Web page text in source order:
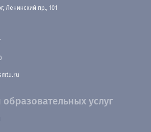
Ленинский пр., 101
услуг